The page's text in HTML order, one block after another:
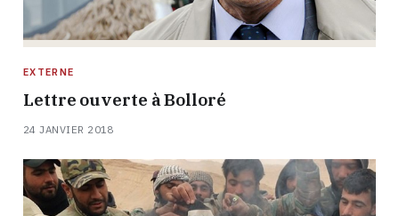
EXTERNE
Lettre ouverte à Bolloré
24 JANVIER 2018